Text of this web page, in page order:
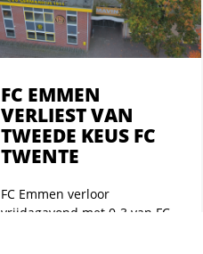
FC EMMEN
VERLIEST VAN
TWEEDE KEUS FC
TWENTE
FC Emmen verloor
vrijdagavond met 0-3 van FC